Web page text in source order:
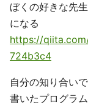
ぼくの好きな先
になる
https://
724b3c4
自分の知り合い
書いたプログラ